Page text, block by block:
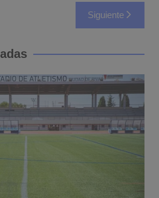
Siguiente